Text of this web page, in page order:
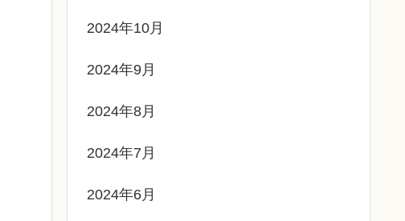
2024年10月
2024年9月
2024年8月
2024年7月
2024年6月